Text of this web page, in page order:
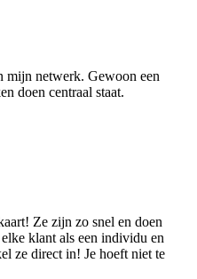
mijn netwerk. Gewoon een
doen centraal staat.
Ze zijn zo snel en doen
klant als een individu en
ze direct in! Je hoeft niet te